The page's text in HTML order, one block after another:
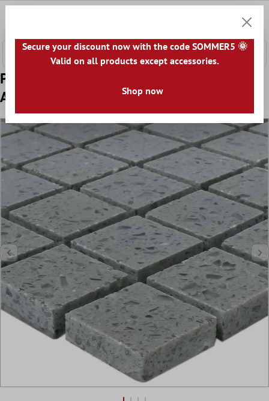
Padrão de Azulejo Mosaico Quartzito Pedra
Artificial Cinza
Secure your discount now with the code SOMMER5 🌞
Valid on all products except accessories.
Shop now